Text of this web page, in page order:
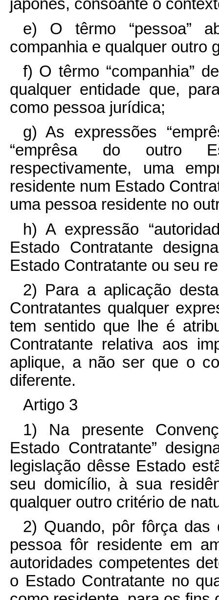
japonês, consoante o
e) O têrmo “pessoa”
companhia e qualquer outro
f) O têrmo “companhia”
qualquer entidade que,
como pessoa jurídica;
g) As expressões
“emprêsa do outro
respectivamente, uma
residente num Estado
uma pessoa residente no
h) A expressão
Estado Contratante
Estado Contratante ou seu
2) Para a aplicação
Contratantes qualquer
tem sentido que lhe é
Contratante relativa aos
aplique, a não ser que o
diferente.
Artigo 3
1) Na presente
Estado Contratante”
legislação dêsse Estado
seu domicílio, à sua
qualquer outro critério de
2) Quando, pôr fôrça das
pessoa fôr residente em
autoridades competentes
o Estado Contratante no